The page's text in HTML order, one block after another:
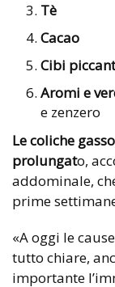
Tè
Cacao
Cibi
Aromi e
e zenzero
Le coliche
prolungato,
addominale,
prime
«A oggi le
tutto chiare,
importante